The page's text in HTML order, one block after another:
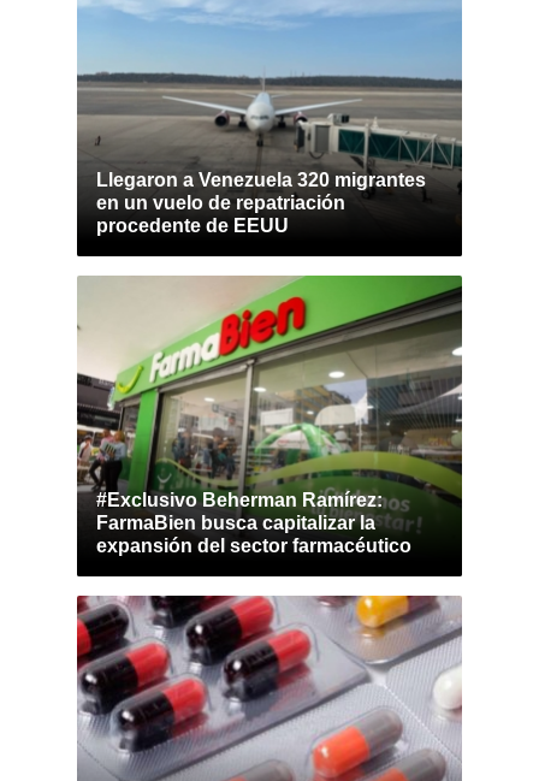
Llegaron a Venezuela 320 migrantes
en un vuelo de repatriación
procedente de EEUU
#Exclusivo Beherman Ramírez:
FarmaBien busca capitalizar la
expansión del sector farmacéutico